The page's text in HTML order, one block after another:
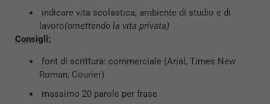
indicare vita scolastica, ambiente di studio e di
lavoro(omettendo la vita privata)
Consigli:
font di scrittura: commerciale (Arial, Times New
Roman, Courier)
massimo 20 parole per frase